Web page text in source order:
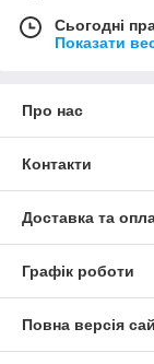
Сьогодні
Показати
Про нас
Контакти
Доставка та
Графік роботи
Повна версія